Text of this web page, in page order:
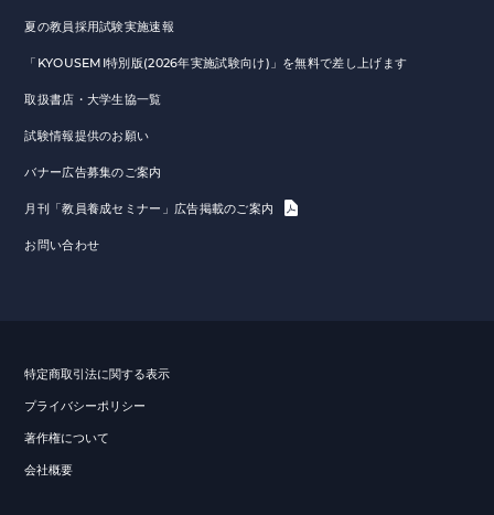
夏の教員採用試験実施速報
「KYOUSEMI特別版(2026年実施試験向け)」を無料で差し上げます
取扱書店・大学生協一覧
試験情報提供のお願い
バナー広告募集のご案内
月刊「教員養成セミナー」広告掲載のご案内
お問い合わせ
特定商取引法に関する表示
プライバシーポリシー
著作権について
会社概要